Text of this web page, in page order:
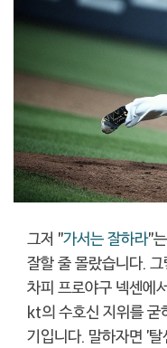
그저 "가서는 잘하라"
잘할 줄 몰랐습니다.
차피 프로야구 넥센에
kt의 수호신 지위를 굳
기입니다. 말하자면 '